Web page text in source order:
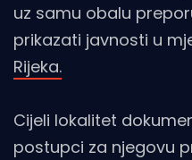
uz samu obalu
prikazati javnosti u
Rijeka.
Cijeli lokalitet
postupci za njegovu